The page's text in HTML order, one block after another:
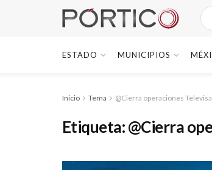
ESTADO MUNICIPIOS
Inicio Tema @Cierra operaciones
Etiqueta:@Cierra